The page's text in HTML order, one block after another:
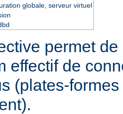
globale, serveur virtuel
permet
effectif de
(plates-